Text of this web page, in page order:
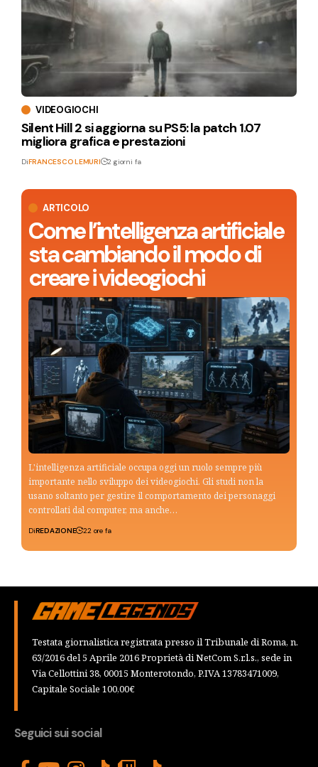
ARTICOLO
Come l’intelligenza artificiale
sta cambiando il modo di
creare i videogiochi
L'intelligenza artificiale occupa oggi un ruolo sempre più
importante nello sviluppo dei videogiochi. Gli studi non la
usano soltanto per gestire il comportamento dei personaggi
controllati dal computer, ma anche…
DiREDAZIONE 22 ore fa
VIDEOGIOCHI
Silent Hill 2 si aggiorna su PS5: la patch 1.07
migliora grafica e prestazioni
DiFRANCESCO LEMURI 2 giorni fa
Testata giornalistica registrata presso il Tribunale di Roma, n.
63/2016 del 5 Aprile 2016 Proprietà di NetCom S.r.l.s., sede in
Via Cellottini 38, 00015 Monterotondo, P.IVA 13783471009,
Capitale Sociale 100,00€
Seguici sui social